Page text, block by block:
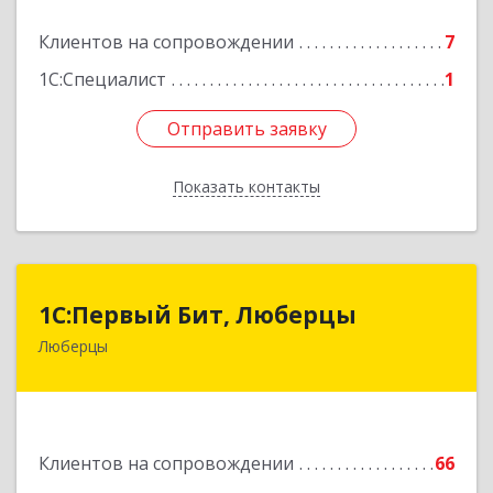
Клиентов на сопровождении
7
1С:Специалист
1
Отправить заявку
Показать контакты
Отправить заявку
Назад
1С:Первый Бит, Люберцы
Люберцы
Клиентов на сопровождении
66
1С:Первый Бит, Люберцы
140009, Московская обл, Люберецкий р-н,